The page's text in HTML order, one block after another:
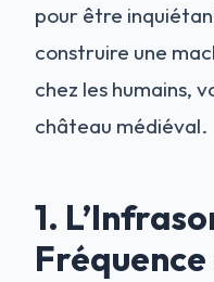
pour être
construire une
chez les humains,
château médiéval.
1.